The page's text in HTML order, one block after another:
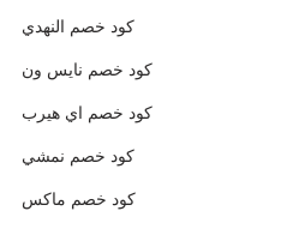
كود خصم النهدي
كود خصم نايس ون
كود خصم اي هيرب
كود خصم نمشي
كود خصم ماكس